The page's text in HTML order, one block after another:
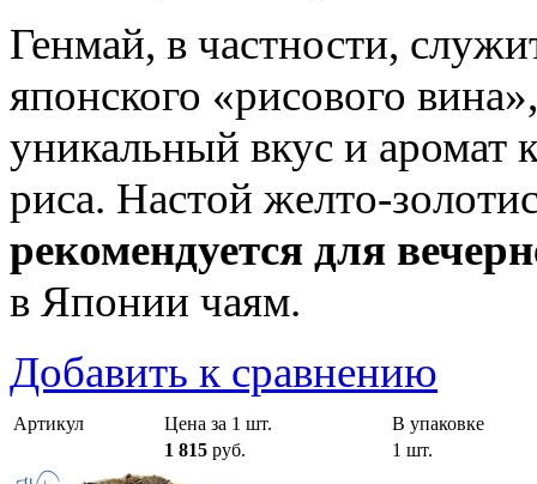
Генмай, в частности,
японского «рисового
уникальный вкус и аромат
риса. Настой желто-
рекомендуется для
в Японии чаям.
Добавить к сравнению
Артикул Цена за 1 шт.
В упаковке
1 815 руб. 1 шт.